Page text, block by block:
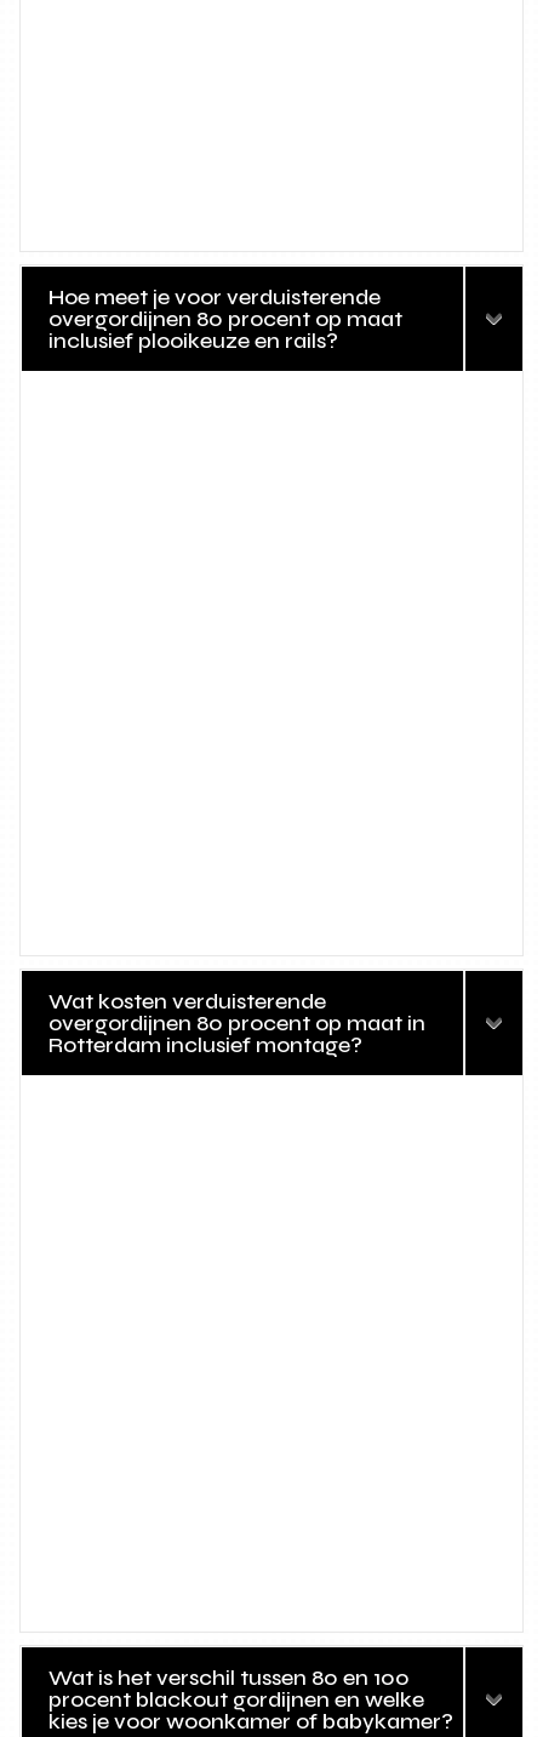
Hoe meet je voor verduisterende
overgordijnen 80 procent op maat
inclusief plooikeuze en rails?
Wat kosten verduisterende
overgordijnen 80 procent op maat in
Rotterdam inclusief montage?
Wat is het verschil tussen 80 en 100
procent blackout gordijnen en welke
kies je voor woonkamer of babykamer?